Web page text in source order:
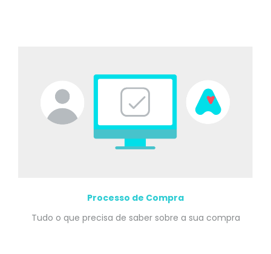
Processo de Compra
Tudo o que precisa de saber sobre a sua compra